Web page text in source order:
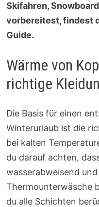
Skifahren,
vorbereitest, findest
Guide.
Wärme von
richtige
Die Basis für einen
Winterurlaub ist die
bei kalten
du darauf achten,
wasserabweisend
Thermounterwäsche
du alle Schichten